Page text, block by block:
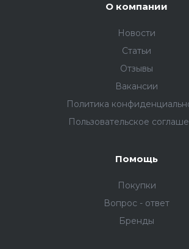
О компании
Новости
Статьи
Отзывы
Вакансии
Политика
Пользовательское
Помощь
Покупки
Вопрос - ответ
Бренды